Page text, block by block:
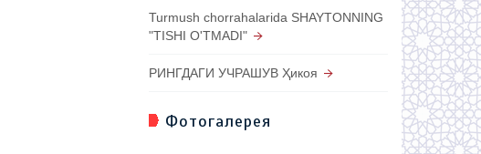
Turmush chorrahalarida SHAYTONNING
"TISHI O'TMADI"
РИНГДАГИ УЧРАШУВ Ҳикоя
Фотогалерея